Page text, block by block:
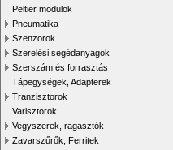
Peltier modulok
Pneumatika
Szenzorok
Szerelési segédanyagok
Szerszám és forrasztás
Tápegységek, Adapterek
Tranzisztorok
Varisztorok
Vegyszerek, ragasztók
Zavarszűrők, Ferritek